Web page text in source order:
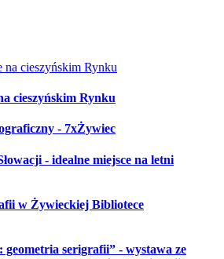
cieszyńskim Rynku
- 7xŻywiec
- idealne miejsce na letni
w Żywieckiej Bibliotece
serigrafii” - wystawa ze